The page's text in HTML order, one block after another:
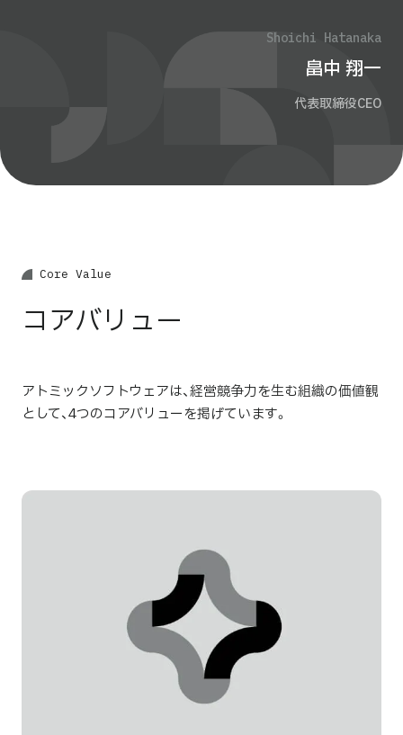
Shoichi Hatanaka
畠中 翔一
代表取締役CEO
Core Value
コアバリュー
アトミックソフトウェアは、経営競争力を生む組織の価値観
として、4つのコアバリューを掲げています。